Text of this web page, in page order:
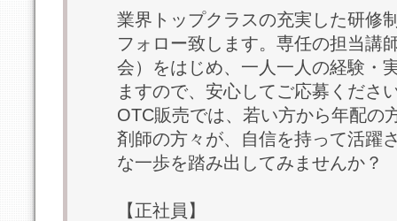
業界トップクラスの充実した研修
フォロー致します。専任の担当講
会）をはじめ、一人一人の経験・
ますので、安心してご応募くださ
OTC販売では、若い方から年配の
剤師の方々が、自信を持って活躍
な一歩を踏み出してみませんか？
【正社員】